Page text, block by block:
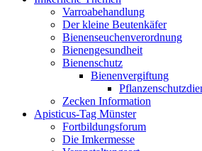
Varroabehandlung
Der kleine Beutenkäfer
Bienenseuchenverordnung
Bienengesundheit
Bienenschutz
Bienenvergiftung
Zecken Information
Apisticus-Tag Münster
Fortbildungsforum
Die Imkermesse